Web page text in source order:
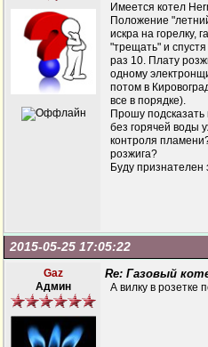
Имеется котел
Положение
искра на горелку,
"трещать" и
раз 10. Плату
одному
потом в
все в порядке).
Прошу подсказать
без горячей воды
контроля
розжига?
Буду
2015-05-25 17:05:22
Gaz
Админ
Re: Газовый
А вилку в розетке